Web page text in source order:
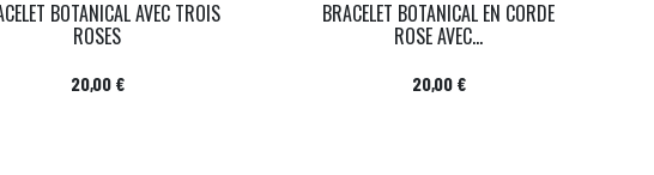
BOTANICAL AVEC TROIS
ROSES
Prix
20,00 €
BRACELET BOTANICAL EN CORDE
ROSE AVEC...
Prix
20,00 €